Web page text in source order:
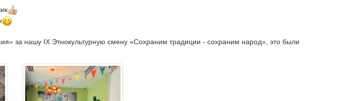
за нашу IX Этнокультурную смену «Сохраним традиции - сохраним народ», это были